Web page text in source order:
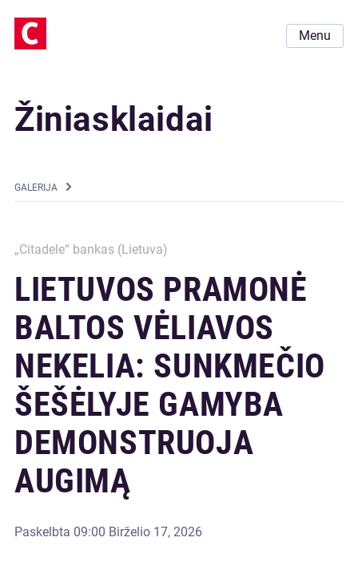
Menu
Žiniasklaidai
GALERIJA
„Citadele“ bankas (Lietuva)
LIETUVOS PRAMONĖ
BALTOS VĖLIAVOS
NEKELIA: SUNKMEČIO
ŠEŠĖLYJE GAMYBA
DEMONSTRUOJA
AUGIMĄ
Paskelbta 09:00 Birželio 17, 2026